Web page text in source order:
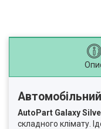
AutoPart Galaxy
складного клімату.